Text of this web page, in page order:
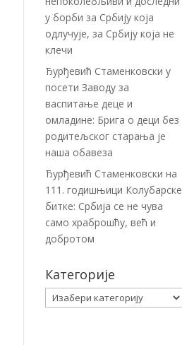
у борби за Србију која
одлучује, за Србију која не
клечи
Ђурђевић Стаменковски у
посети Заводу за
васпитање деце и
омладине: Брига о деци без
родитељског старања је
наша обавеза
Ђурђевић Стаменковски на
111. годишњици Колубарске
битке: Србија се не чува
само храброшћу, већ и
добротом
Категорије
Категорије